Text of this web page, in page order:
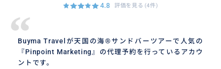
4.8 評価を見る (4件)
“
Buyma Travelが天国の海®サンドバーツアーで人気の
『Pinpoint Marketing』の代理予約を行っているアカウ
ントです。